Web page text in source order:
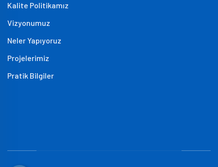
Kalite Politikamız
Vizyonumuz
Neler Yapıyoruz
Projelerimiz
Pratik Bilgiler